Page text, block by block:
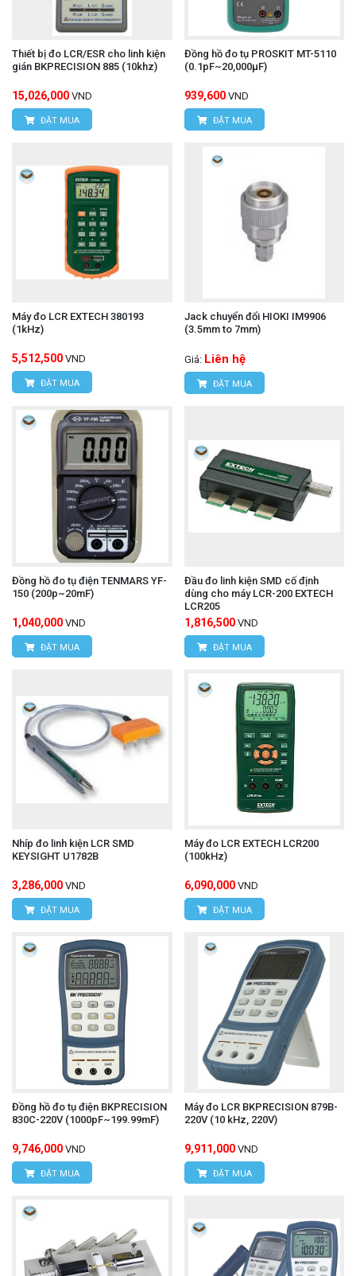
Thiết bị đo LCR/ESR cho linh kiện
gián BKPRECISION 885 (10khz)
15,026,000 VND
ĐẶT MUA
Đồng hồ đo tụ PROSKIT MT-5110
(0.1pF~20,000μF)
939,600 VND
ĐẶT MUA
Máy đo LCR EXTECH 380193
(1kHz)
5,512,500 VND
ĐẶT MUA
Jack chuyển đổi HIOKI IM9906
(3.5mm to 7mm)
Giá: Liên hệ
ĐẶT MUA
Đồng hồ đo tụ điện TENMARS YF-
150 (200p~20mF)
1,040,000 VND
ĐẶT MUA
Đầu đo linh kiện SMD cố định
dùng cho máy LCR-200 EXTECH
LCR205
1,816,500 VND
ĐẶT MUA
Nhíp đo linh kiện LCR SMD
KEYSIGHT U1782B
3,286,000 VND
ĐẶT MUA
Máy đo LCR EXTECH LCR200
(100kHz)
6,090,000 VND
ĐẶT MUA
Đồng hồ đo tụ điện BKPRECISION
830C-220V (1000pF~199.99mF)
9,746,000 VND
ĐẶT MUA
Máy đo LCR BKPRECISION 879B-
220V (10 kHz, 220V)
9,911,000 VND
ĐẶT MUA